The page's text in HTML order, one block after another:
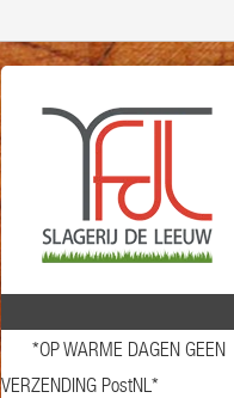
*OP WARME DAGEN GEEN
VERZENDING PostNL*